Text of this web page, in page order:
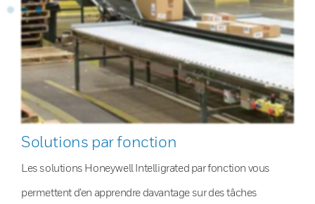
Solutions par fonction
Les solutions Honeywell Intelligrated par fonction vous
permettent d’en apprendre davantage sur des tâches